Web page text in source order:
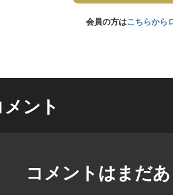
会員の方はこちらから
ント
コメントはまだあ